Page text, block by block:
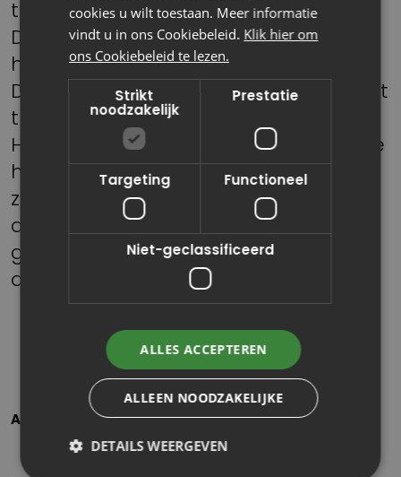
tot directie, achter het plan te krijgen.
Dat ze alle kikkers in de kruiwagen
hebben gekregen is heel knap.
Daaraan kun je merken dat ze dit soort
trajecten al eerder hebben gedaan.
Het zijn begeleiders die weten waar de
hazen rennen en waar ze verstopt
zitten. En die het geduld en de
diplomatie hebben om de lastige
gesprekken aan te gaan. Dit was
absoluut een goede match!”
ARCHIEF
cookies u wilt toestaan. Meer informatie
vindt u in ons Cookiebeleid. Klik hier om
ons Cookiebeleid te lezen.
Strikt
noodzakelijk
Prestatie
Targeting Functioneel
Niet-geclassificeerd
ALLES ACCEPTEREN
ALLEEN NOODZAKELIJKE
DETAILS WEERGEVEN